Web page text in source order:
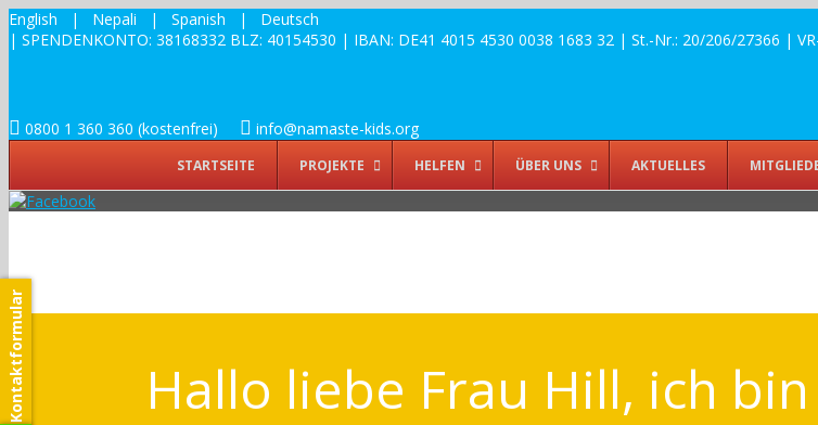
English | Nepali | Spanish |
Deutsch
| SPENDENKONTO: 38168332 BLZ: 40154530 | IBAN: DE41 4015 4530 0038 1683 32 | St.-Nr.: 20/206/27366 |
0800 1 360 360 (kostenfrei) info@namaste-kids.org
STARTSEITE PROJEKTE HELFEN ÜBER UNS AKTUELLES
Hallo liebe Frau Hill, ich
Kontaktformular